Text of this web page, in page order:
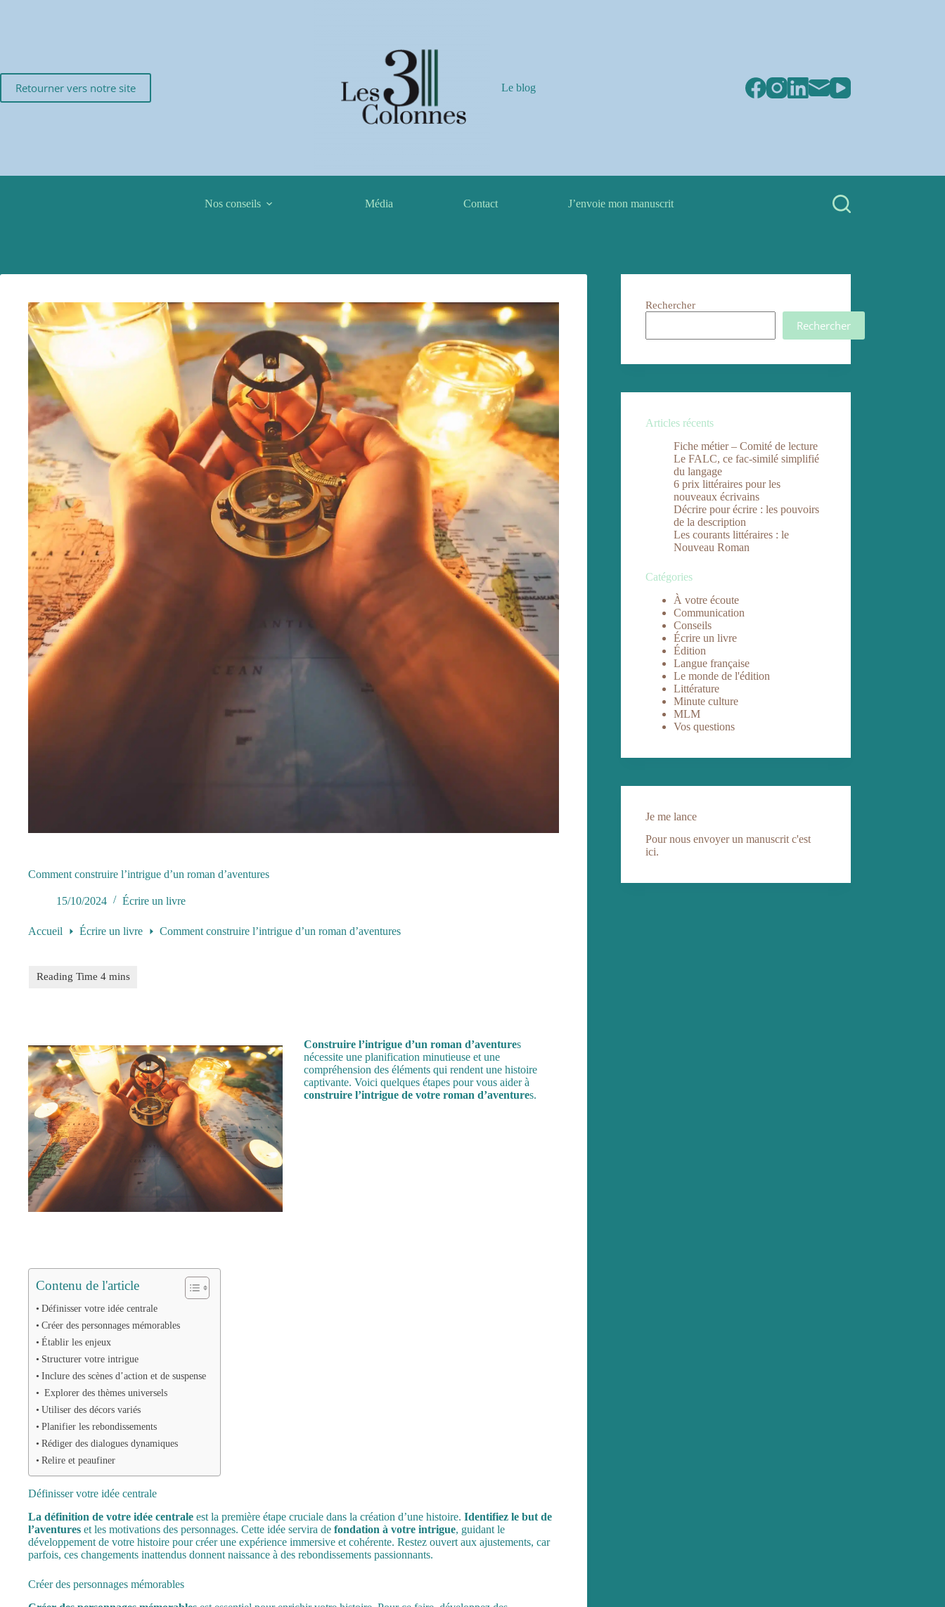
Retourner vers notre site Le blog
Nos conseils Média Contact J’envoie mon manuscrit
Comment construire l’intrigue d’un roman d’aventures
15/10/2024 Écrire un livre
Accueil Écrire un livre Comment construire l’intrigue d’un roman d’aventures
Construire l’intrigue d’un roman d’aventures
nécessite une planification minutieuse et une
compréhension des éléments qui rendent une histoire
captivante. Voici quelques étapes pour vous aider à
construire l’intrigue de votre roman d’aventures.
Contenu de l'article
Définisser votre idée centrale
Créer des personnages mémorables
Établir les enjeux
Structurer votre intrigue
Inclure des scènes d’action et de suspense
Explorer des thèmes universels
Utiliser des décors variés
Planifier les rebondissements
Rédiger des dialogues dynamiques
Relire et peaufiner
Définisser votre idée centrale
La définition de votre idée centrale est la première étape cruciale dans la création d’une histoire. Identifiez le but de
l’aventures et les motivations des personnages. Cette idée servira de fondation à votre intrigue, guidant le
développement de votre histoire pour créer une expérience immersive et cohérente. Restez ouvert aux ajustements, car
parfois, ces changements inattendus donnent naissance à des rebondissements passionnants.
Créer des personnages mémorables
Rechercher
Rechercher
Articles récents
Fiche métier – Comité de lecture
Le FALC, ce fac-similé simplifié
du langage
6 prix littéraires pour les
nouveaux écrivains
Décrire pour écrire : les pouvoirs
de la description
Les courants littéraires : le
Nouveau Roman
Catégories
À votre écoute
Communication
Conseils
Écrire un livre
Édition
Langue française
Le monde de l'édition
Littérature
Minute culture
MLM
Vos questions
Je me lance
Pour nous envoyer un manuscrit c'est
ici.